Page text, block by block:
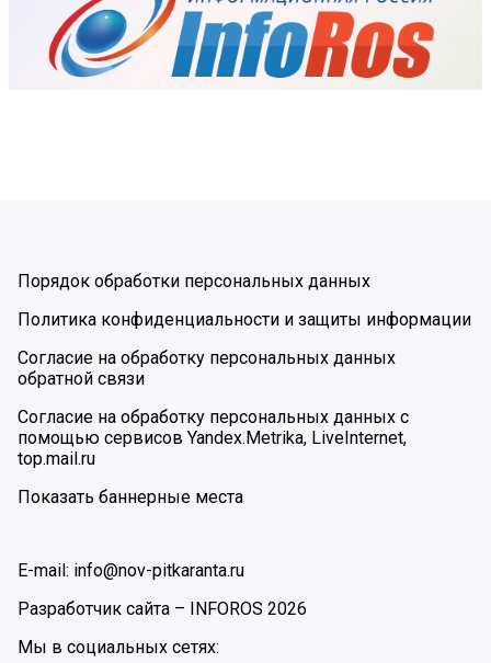
Порядок обработки персональных данных
Политика конфиденциальности и защиты информации
Согласие на обработку персональных данных
обратной связи
Согласие на обработку персональных данных с
помощью сервисов Yandex.Metrika, LiveInternet,
top.mail.ru
Показать баннерные места
E-mail: info@nov-pitkaranta.ru
Разработчик сайта –
INFOROS 2026
Мы в социальных сетях: